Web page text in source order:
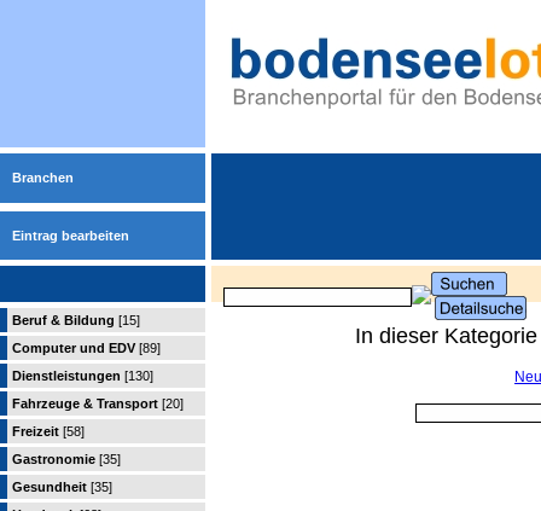
Branchen
Eintrag bearbeiten
Beruf & Bildung [15]
Computer und EDV [89]
Dienstleistungen [130]
Fahrzeuge & Transport [20]
Freizeit [58]
Gastronomie [35]
Gesundheit [35]
In dieser